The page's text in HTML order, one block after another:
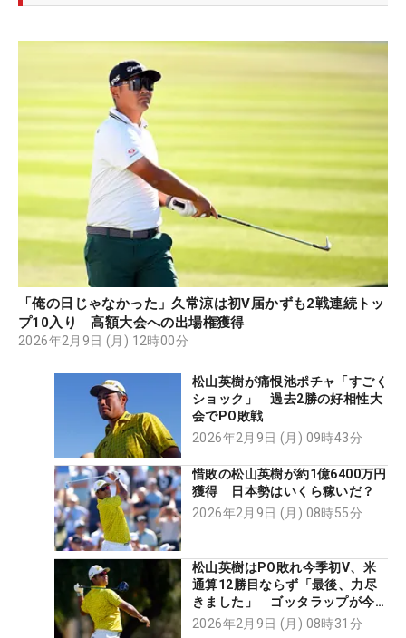
「俺の日じゃなかった」久常涼は初V届かずも2戦連続トッ
プ10入り 高額大会への出場権獲得
2026年2月9日 (月) 12時00分
松山英樹が痛恨池ポチャ「すごく
ショック」 過去2勝の好相性大
会でPO敗戦
2026年2月9日 (月) 09時43分
惜敗の松山英樹が約1億6400万円
獲得 日本勢はいくら稼いだ？
2026年2月9日 (月) 08時55分
松山英樹はPO敗れ今季初V、米
通算12勝目ならず「最後、力尽
きました」 ゴッタラップが今季
2勝目
2026年2月9日 (月) 08時31分